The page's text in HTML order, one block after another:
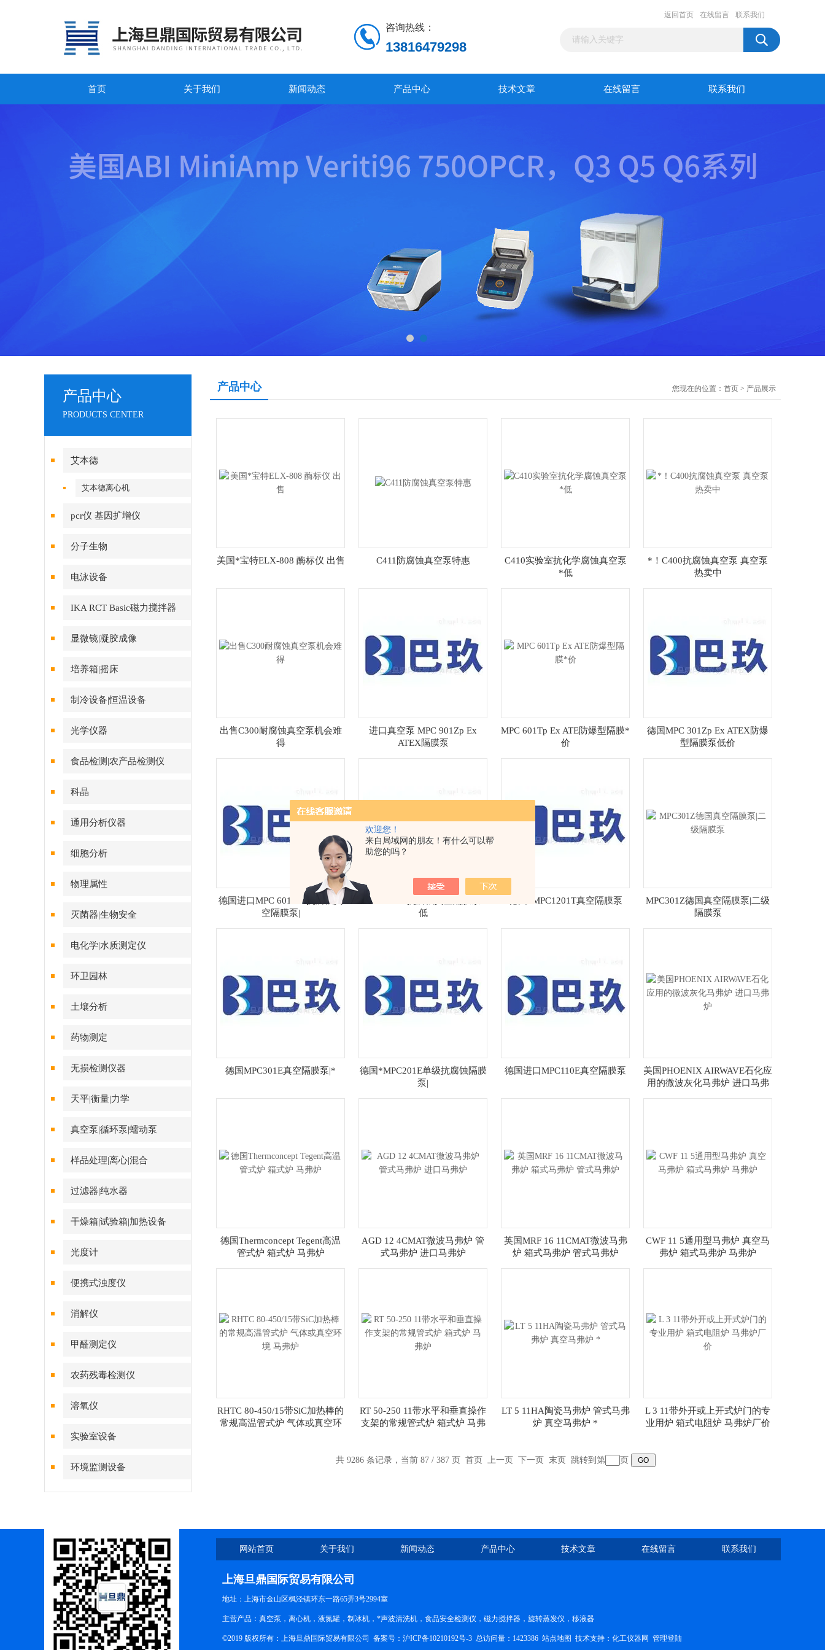
欢迎您！
来自局域网的朋友！有什么可以帮
助您的吗？
咨询热线：
13816479298
返回首页 在线留言 联系我们
首页 关于我们 新闻动态 产品中心 技术文章 在线留言 联系我们
产品中心
PRODUCTS CENTER
艾本德
艾本德离心机
pcr仪 基因扩增仪
分子生物
电泳设备
IKA RCT Basic磁力搅拌器
显微镜|凝胶成像
培养箱|摇床
制冷设备|恒温设备
光学仪器
食品检测|农产品检测仪
科晶
通用分析仪器
细胞分析
物理属性
灭菌器|生物安全
电化学|水质测定仪
环卫园林
土壤分析
药物测定
无损检测仪器
天平|衡量|力学
真空泵|循环泵|蠕动泵
样品处理|离心|混合
过滤器|纯水器
干燥箱|试验箱|加热设备
光度计
便携式浊度仪
消解仪
甲醛测定仪
农药残毒检测仪
溶氧仪
实验室设备
环境监测设备
产品中心 您现在的位置： 首页 > 产品展示
美国*宝特ELX-808 酶标仪 出售 C411防腐蚀真空泵特惠
C410实验室抗化学腐蚀真空泵
*低
*！C400抗腐蚀真空泵 真空泵
热卖中
出售C300耐腐蚀真空泵机会难
得
进口真空泵 MPC 901Zp Ex
ATEX隔膜泵
MPC 601Tp Ex ATE防爆型隔膜*
价
德国MPC 301Zp Ex ATEX防爆
型隔膜泵低价
德国进口MPC 601 Tef抗腐蚀真
空隔膜泵|
MPC301Zef抗腐蚀真空隔膜泵*
低
德国*MPC1201T真空隔膜泵
MPC301Z德国真空隔膜泵|二级
隔膜泵
德国MPC301E真空隔膜泵|*
德国*MPC201E单级抗腐蚀隔膜
泵|
德国进口MPC110E真空隔膜泵
美国PHOENIX AIRWAVE石化应
用的微波灰化马弗炉 进口马弗
德国Thermconcept Tegent高温
管式炉 箱式炉 马弗炉
AGD 12 4CMAT微波马弗炉 管
式马弗炉 进口马弗炉
英国MRF 16 11CMAT微波马弗
炉 箱式马弗炉 管式马弗炉
CWF 11 5通用型马弗炉 真空马
弗炉 箱式马弗炉 马弗炉
RHTC 80-450/15带SiC加热棒的
常规高温管式炉 气体或真空环
RT 50-250 11带水平和垂直操作
支架的常规管式炉 箱式炉 马弗
LT 5 11HA陶瓷马弗炉 管式马弗
炉 真空马弗炉 *
L 3 11带外开或上开式炉门的专
业用炉 箱式电阻炉 马弗炉厂价
共 9286 条记录，当前 87 / 387 页 首页 上一页 下一页 末页 跳转到第 页
网站首页 关于我们 新闻动态 产品中心 技术文章 在线留言 联系我们
上海旦鼎国际贸易有限公司
地址：上海市金山区枫泾镇环东一路65弄3号2994室
主营产品：真空泵，离心机，液氮罐，制冰机，*声波清洗机，食品安全检测仪，磁力搅拌器，旋转蒸发仪，移液器
©2019 版权所有：上海旦鼎国际贸易有限公司 备案号： 沪ICP备10210192号-3 总访问量：1423386 站点地图 技术支持： 化工仪器网 管理登陆